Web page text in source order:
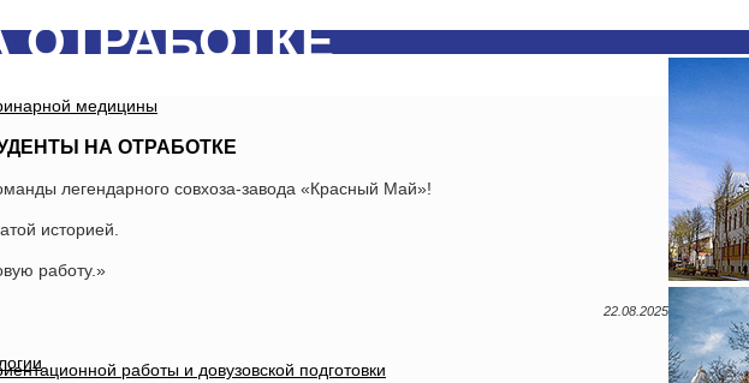
медицины
работы и довузовской подготовки
НА ОТРАБОТКЕ
легендарного совхоза-завода «Красный Май»!
историей.
работу.»
22.08.2025